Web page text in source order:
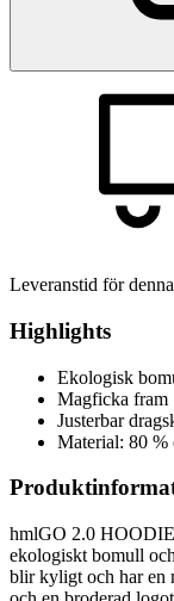
Leveranstid för
Highlights
Ekologisk
Magficka fram
Justerbar
Material: 80 %
hmlGO 2.0 HOODIE
ekologiskt bomull
blir kyligt och har en